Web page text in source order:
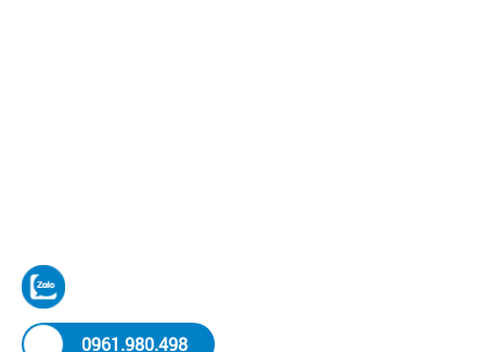
0961.980.498